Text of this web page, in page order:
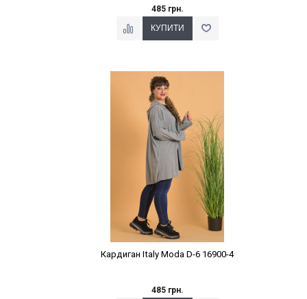
485 грн.
Наклейки Варіант з %
Кардиган Italy Moda D-6 16900-4
485 грн.